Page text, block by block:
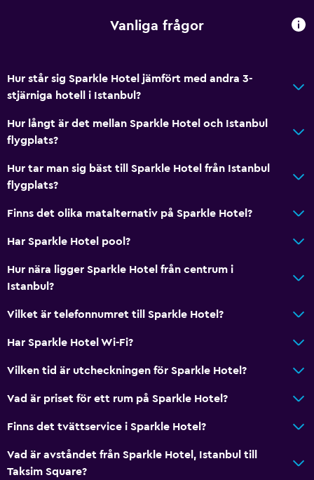
Spishäll
Kylskåp
Matplats
Tjänster och bekvämligheter
Väckningsservice
Concierge-service
Kassaskåp
Expressutcheckning
Privat incheckning/utcheckning
Reception dygnet runt
Badrum
Vanliga frågor
Hur står sig Sparkle Hotel jämfört med andra 3-
stjärniga hotell i Istanbul?
Hur långt är det mellan Sparkle Hotel och Istanbul
flygplats?
Hur tar man sig bäst till Sparkle Hotel från Istanbul
flygplats?
Finns det olika matalternativ på Sparkle Hotel?
Har Sparkle Hotel pool?
Hur nära ligger Sparkle Hotel från centrum i
Istanbul?
Vilket är telefonnumret till Sparkle Hotel?
Har Sparkle Hotel Wi-Fi?
Vilken tid är utcheckningen för Sparkle Hotel?
Vad är priset för ett rum på Sparkle Hotel?
Finns det tvättservice i Sparkle Hotel?
Vad är avståndet från Sparkle Hotel, Istanbul till
Taksim Square?